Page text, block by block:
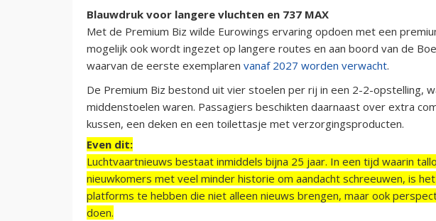
Blauwdruk voor langere vluchten en 737 MAX
Met de Premium Biz wilde Eurowings ervaring opdoen met een
mogelijk ook wordt ingezet op langere routes en aan boord van de
waarvan de eerste exemplaren vanaf 2027 worden verwacht.
De Premium Biz bestond uit vier stoelen per rij in een 2-2-opstelling,
middenstoelen waren. Passagiers beschikten daarnaast over extra
kussen, een deken en een toilettasje met verzorgingsproducten.
Even dit:
Luchtvaartnieuws bestaat inmiddels bijna 25 jaar. In een tijd waarin
nieuwkomers met veel minder historie om aandacht schreeuwen, is
platforms te hebben die niet alleen nieuws brengen, maar ook
doen.